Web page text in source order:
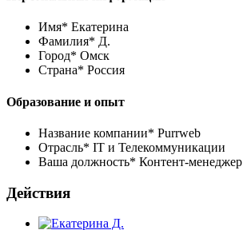
Имя* Екатерина
Фамилия* Д.
Город* Омск
Страна* Россия
Образование и опыт
Название компании* Purrweb
Отрасль* IT и Телекоммуникации
Ваша должность* Контент-менеджер
Действия